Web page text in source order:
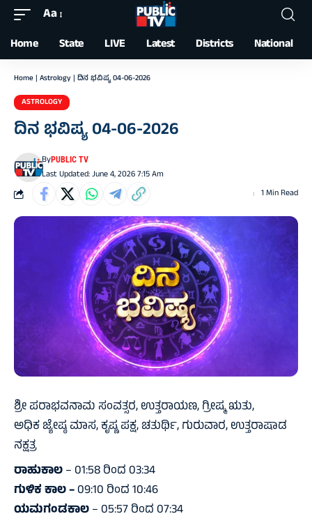
Font
Resizer
Aa
Home State LIVE Latest Districts National
Home | Astrology | ದಿನ ಭವಿಷ್ಯ 04-06-2026
ASTROLOGY
ದಿನ ಭವಿಷ್ಯ 04-06-2026
Last Updated: June 4, 2026 7:15 Am
ByPUBLIC TV
1 Min Read
ಶ್ರೀ ಪರಾಭವನಾಮ ಸಂವತ್ಸರ, ಉತ್ತರಾಯಣ, ಗ್ರೀಷ್ಮ ಋತು,
ಅಧಿಕ ಜ್ಯೇಷ್ಠ ಮಾಸ, ಕೃಷ್ಣ ಪಕ್ಷ, ಚತುರ್ಥಿ, ಗುರುವಾರ, ಉತ್ತರಾಷಾಡ
ನಕ್ಷತ್ರ
ರಾಹುಕಾಲ– 01:58 ರಿಂದ 03:34
ಗುಳಿಕ ಕಾಲ –09:10 ರಿಂದ 10:46
ಯಮಗಂಡಕಾಲ– 05:57 ರಿಂದ 07:34